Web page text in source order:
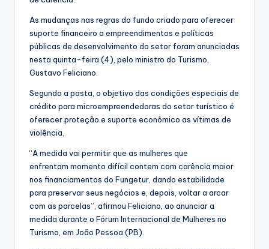
As mudanças nas regras do fundo criado para oferecer
suporte financeiro a empreendimentos e políticas
públicas de desenvolvimento do setor foram anunciadas
nesta quinta-feira (4), pelo ministro do Turismo,
Gustavo Feliciano.
Segundo a pasta, o objetivo das condições especiais de
crédito para microempreendedoras do setor turístico é
oferecer proteção e suporte econômico as vítimas de
violência.
“A medida vai permitir que as mulheres que
enfrentam momento difícil contem com carência maior
nos financiamentos do Fungetur, dando estabilidade
para preservar seus negócios e, depois, voltar a arcar
com as parcelas”, afirmou Feliciano, ao anunciar a
medida durante o Fórum Internacional de Mulheres no
Turismo, em João Pessoa (PB).